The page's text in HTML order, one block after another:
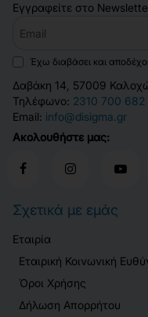
Εγγραφείτε στο
Έχω διαβάσει και
Δαβάκη 14, 57009
Τηλέφωνο: 2310 700 682
Email: info@disigma.gr
Ακολουθήστε μας:
Σχετικά με εμάς
Εταιρία
Εταιρική Κοινωνική
Όροι Χρήσης
Δήλωση Απορρήτου